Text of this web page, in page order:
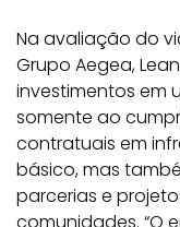
Na avaliação do
Grupo Aegea,
investimentos em
somente ao
contratuais em
básico, mas
parcerias e